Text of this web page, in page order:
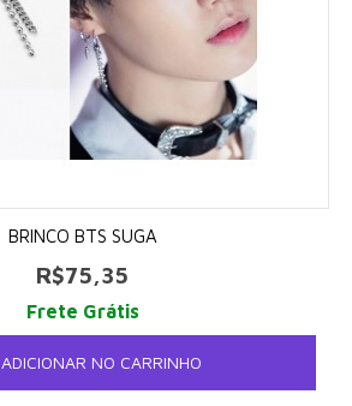
BRINCO BTS SUGA
R$75,35
Frete Grátis
ADICIONAR NO CARRINHO